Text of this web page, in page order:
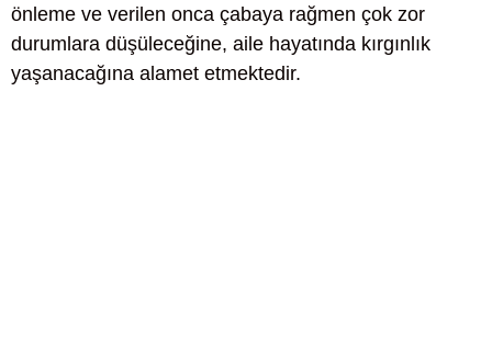
önleme ve verilen onca çabaya rağmen çok zor
durumlara düşüleceğine, aile hayatında kırgınlık
yaşanacağına alamet etmektedir.